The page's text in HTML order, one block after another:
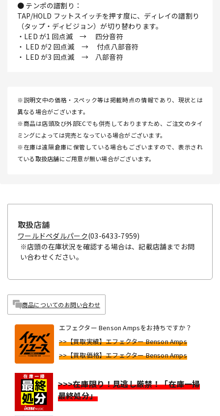
● テンポの譜割り：
TAP/HOLD フットスイッチを押す度に、ディレイの譜割り
（タップ・ディビジョン）が切り替わります。
・LED が1 回点滅 → 四分音符
・ LED が2 回点滅 → 付点八部音符
・ LED が3 回点滅 → 八部音符
※説明文中の価格・スペック等は掲載時点の情報であり、現状とは
異なる場合がございます。
※商品は店頭及び外部ECでも併売しておりますため、ご注文のタイ
ミングによっては完売となっている場合がございます。
※在庫は遠隔倉庫に保管している場合もございますので、表示され
ている取扱店舗にご用意が無い場合がございます。
取扱店舗
ワールドペダルパーク(03-6433-7959)
※店頭の在庫状況を確認する場合は、記載店舗までお問
い合わせください。
商品についてのお問い合わせ
エフェクター Benson Ampsをお持ちですか？
>>【買取実績】エフェクター Benson Amps
>>【買取価格】エフェクター Benson Amps
>>>在庫限り！見逃し厳禁！「在庫一掃
最終処分」